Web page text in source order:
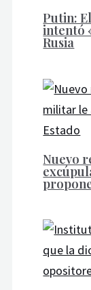
Putin:
intentó
Rusia
Nuevo